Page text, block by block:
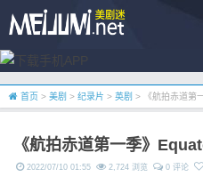
首页 > 美剧 > 纪录片 > 英剧 > 《航拍赤道第
《航拍赤道第一季》
2022/07/10 01:55 2,724 浏览 0 评论